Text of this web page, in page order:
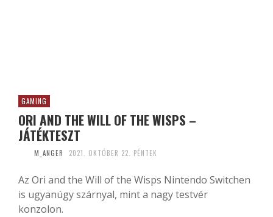
GAMING
ORI AND THE WILL OF THE WISPS –
JÁTÉKTESZT
M_ANGER 2021. OKTÓBER 22. PÉNTEK
Az Ori and the Will of the Wisps Nintendo Switchen
is ugyanúgy szárnyal, mint a nagy testvér
konzolon.